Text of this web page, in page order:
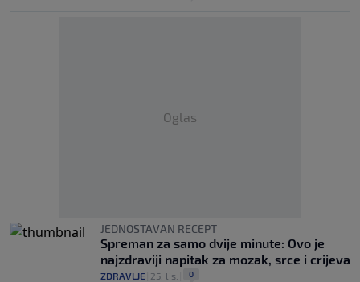
Oglas
JEDNOSTAVAN RECEPT
Spreman za samo dvije minute: Ovo je
najzdraviji napitak za mozak, srce i crijeva
ZDRAVLJE 25. lis. 0